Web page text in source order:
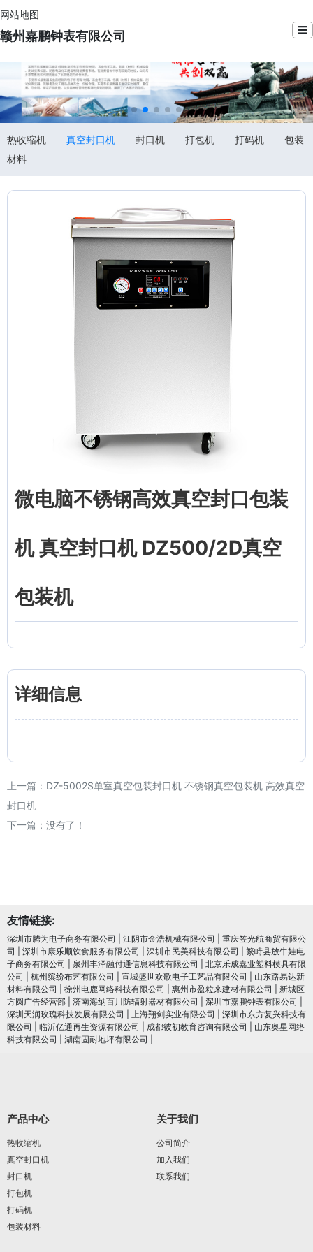
网站地图
赣州嘉鹏钟表有限公司 ☰
热收缩机 真空封口机 封口机 打包机 打码机
包装
材料
微电脑不锈钢高效真空封口包装
机 真空封口机 DZ500/2D真空
包装机
详细信息
上一篇： DZ-5002S单室真空包装封口机 不锈钢真空包装机 高效真空
封口机
下一篇：没有了！
友情链接:
深圳市腾为电子商务有限公司 江阴市金浩机械有限公司
重庆笠光航商贸有限公
司
深圳市康乐顺饮食服务有限公司 深圳市民美科技有限公司
繁峙县放牛娃电
子商务有限公司
泉州丰泽融付通信息科技有限公司
北京乐成嘉业塑料模具有限
公司
杭州缤纷布艺有限公司 宣城盛世欢歌电子工艺品有限公司
山东路易达新
材料有限公司
徐州电鹿网络科技有限公司 惠州市盈粒来建材有限公司
新城区
方圆广告经营部
济南海纳百川防辐射器材有限公司 深圳市嘉鹏钟表有限公司
深圳天润玫瑰科技发展有限公司
上海翔剑实业有限公司
深圳市东方复兴科技有
限公司
临沂亿通再生资源有限公司 成都彼初教育咨询有限公司
山东奥星网络
科技有限公司
湖南固耐地坪有限公司
产品中心
热收缩机
真空封口机
封口机
打包机
打码机
包装材料
关于我们
公司简介
加入我们
联系我们